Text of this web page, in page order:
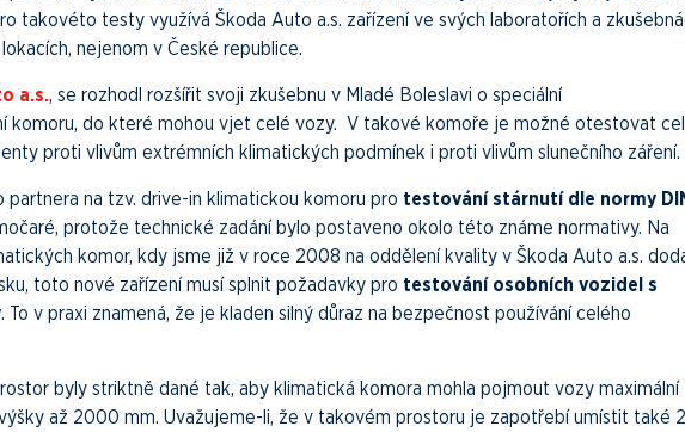
takovéto testy využívá Škoda Auto a.s. zařízení ve svých laboratořích a
nejenom v České republice.
a.s., se rozhodl rozšířit svoji zkušebnu v Mladé Boleslavi o speciální
komoru, do které mohou vjet celé vozy. V takové komoře je možné otestovat
proti vlivům extrémních klimatických podmínek i proti vlivům slunečního záření.
partnera na tzv. drive-in klimatickou komoru pro testování stárnutí dle normy
protože technické zadání bylo postaveno okolo této známe normativy. Na
komor, kdy jsme již v roce 2008 na oddělení kvality v Škoda Auto a.s.
toto nové zařízení musí splnit požadavky pro testování osobních vozidel s
. To v praxi znamená, že je kladen silný důraz na bezpečnost používání celého
byly striktně dané tak, aby klimatická komora mohla pojmout vozy maximální
až 2000 mm. Uvažujeme-li, že v takovém prostoru je zapotřebí umístit také